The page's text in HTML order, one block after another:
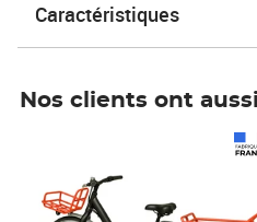
Caractéristiques
Nos clients ont